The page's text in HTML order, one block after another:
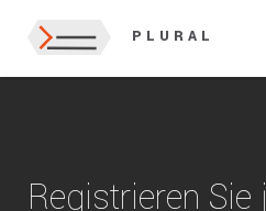
PLURAL
Registrieren Sie